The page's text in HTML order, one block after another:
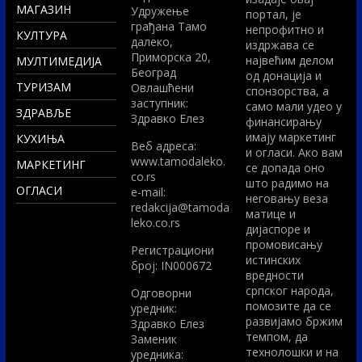
МАГАЗИН
КУЛТУРА
МУЛТИМЕДИЈА
ТУРИЗАМ
ЗДРАВЉЕ
КУХИЊА
МАРКЕТИНГ
ОГЛАСИ
Удружење
грађана Тамо
далеко,
Приморска 20,
Београд
Овлашћени
заступник:
Здравко Елез
Вeб адреса:
www.tamodaleko.
co.rs
e-mail:
redakcija@tamoda
leko.co.rs
Регистрациони
број: IN000672
Одговорни
уредник:
Здравко Елез
Заменик
уредника:
портал, је
непрофитно и
издржава се
највећим делом
од донација и
спонзорства, а
само мали удео у
финансирању
имају маркетинг
и огласи. Ако вам
се допада оно
што радимо на
неговању веза
матице и
дијаспоре и
промовисању
истинских
вредности
српског народа,
помозите да се
развијамо бржим
темпом, да
технолошки и на